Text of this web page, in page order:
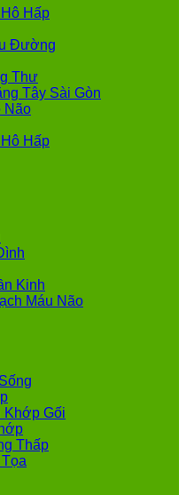
Hấp
Đường
Thư
Tây Sài Gòn
Não
Hấp
Kinh
Máu Não
Gối
Thấp